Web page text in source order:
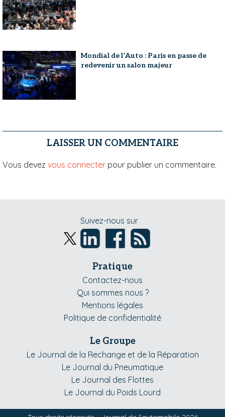
Mondial de l’Auto : Paris en passe de
redevenir un salon majeur
LAISSER UN COMMENTAIRE
Vous devez vous connecter pour publier un commentaire.
Suivez-nous sur
Pratique
Contactez-nous
Qui sommes nous ?
Mentions légales
Politique de confidentialité
Le Groupe
Le Journal de la Rechange et de la Réparation
Le Journal du Pneumatique
Le Journal des Flottes
Le Journal du Poids Lourd